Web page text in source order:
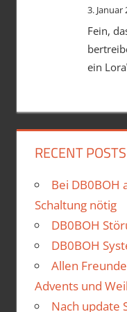
3. Januar
Fein,
ein
RECENT POSTS
Bei DB0BOH
Schaltung nötig
DB0BOH
DB0BOH
Allen
Advents und
Nach update